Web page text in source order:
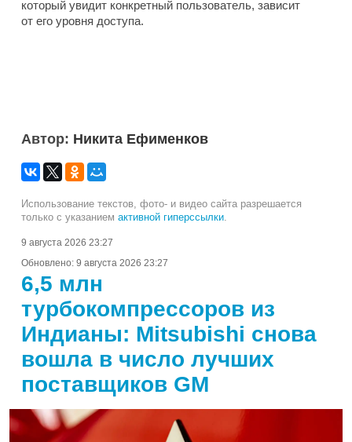
который увидит конкретный пользователь, зависит
от его уровня доступа.
Автор: Никита Ефименков
Использование текстов, фото- и видео сайта разрешается
только с указанием активной гиперссылки.
9 августа 2026 23:27
Обновлено: 9 августа 2026 23:27
6,5 млн
турбокомпрессоров из
Индианы: Mitsubishi снова
вошла в число лучших
поставщиков GM